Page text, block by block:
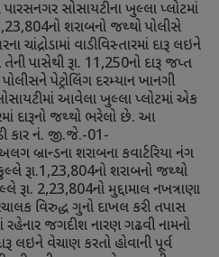
પારસનગર સોસાયટીના ખુલ્લા પ્લોટમાં
નો શરાબનો જથ્થો પોલીસે
ચાંદ્રોડામાં વાડીવિસ્તારમાં દારૂ લઇને
પાસેથી રૂા. 11,250નો દારૂ જપ્ત
પેટ્રોલિંગ દરમ્યાન ખાનગી
આવેલા ખુલ્લા પ્લોટમાં એક
દારૂનો જથ્થો ભરેલો છે. આ
કાર નં. જી.જે.-01-
બ્રાન્ડના શરાબના કવાર્ટરિયા નંગ
રૂા.1,23,804નો શરાબનો જથ્થો
રૂા. 2,23,804નો મુદ્દામાલ નખત્રાણા
વિરુદ્ધ ગુનો દાખલ કરી તપાસ
રહેનાર જગદીશ નારણ ગઢવી નામનો
લઇને વેચાણ કરતો હોવાની પૂર્વ